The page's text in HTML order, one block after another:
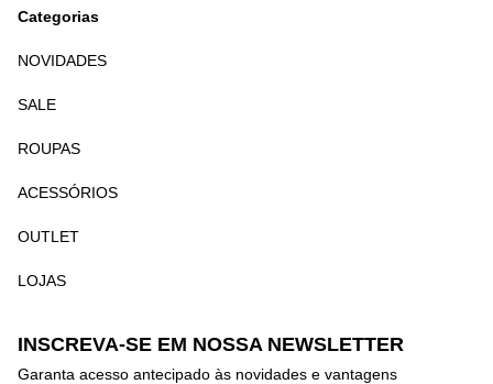
Categorias
NOVIDADES
SALE
ROUPAS
ACESSÓRIOS
OUTLET
LOJAS
INSCREVA-SE EM NOSSA NEWSLETTER
Garanta acesso antecipado às novidades e vantagens